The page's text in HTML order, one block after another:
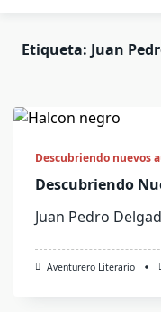
Etiqueta: Juan
Descubriendo nuevos
Descubriendo
Juan Pedro
Aventurero Literario